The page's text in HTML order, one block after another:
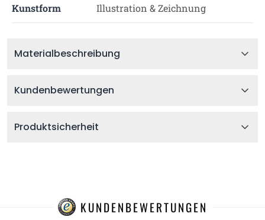
Kunstform Illustration & Zeichnung
Materialbeschreibung
Kundenbewertungen
Produktsicherheit
KUNDENBEWERTUNGEN